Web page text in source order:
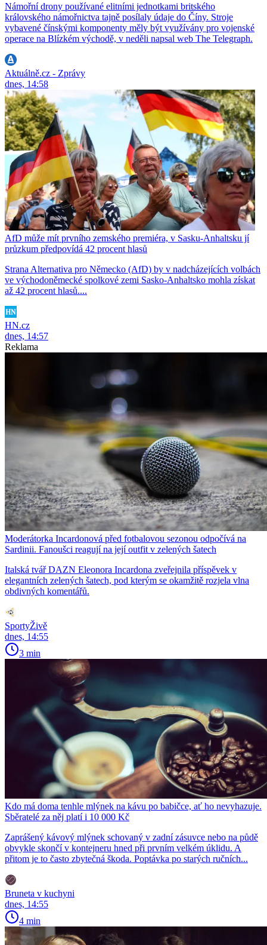
Námořní drony používané elitními jednotkami britského
královského námořnictva tajně posílaly údaje do Číny. Stroje
vybavené čínskými komponenty měly být využívány pro vojenské
operace na Blízkém východě, v neděli napsal web The Telegraph.
Aktuálně.cz - Zprávy
dnes, 14:58
AfD může mít prvního zemského premiéra, v Sasku-Anhaltsku jí
průzkum předpovídá 42 procent hlasů
Strana Alternativa pro Německo (AfD) by v nadcházejících volbách
ve východoněmecké spolkové zemi Sasko-Anhaltsko mohla získat
až 42 procent hlasů....
HN.cz
dnes, 14:57
Reklama
Moderátorka Incardonová před fotbalovou sezonou odpočívá na
Sardinii. Fanoušci reagují na její outfit v zelených šatech
Italská tvář DAZN Eleonora Incardona zveřejnila příspěvek v
elegantních zelených šatech, pod kterým se okamžitě rozjela vlna
obdivných komentářů.
SportyŽivě
dnes, 14:55
3 min
Kdo má doma tenhle mlýnek na kávu po babičce, ať ho nevyhazuje.
Sběratelé za něj platí i 10 000 Kč
Zaprášený kávový mlýnek schovaný v zadní zásuvce nebo na půdě
obvykle skončí v kontejneru hned při prvním velkém úklidu. A
přitom je to často zbytečná škoda. Poptávka po starých ručních...
Bruneta v kuchyni
dnes, 14:55
4 min